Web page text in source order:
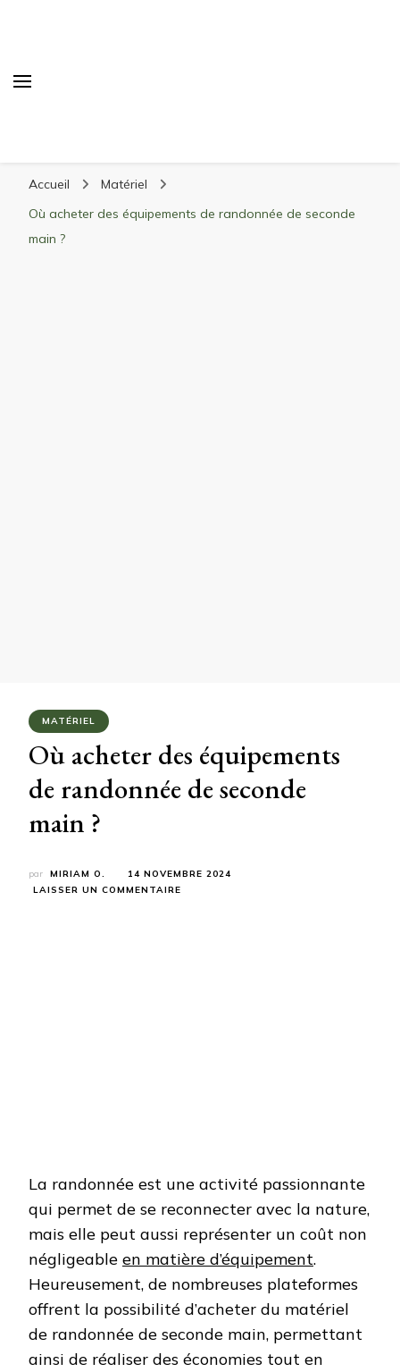
matériel, stations de ski
Accueil
Matériel
Où acheter des équipements de randonnée de seconde
main ?
MATÉRIEL
Où acheter des équipements
de randonnée de seconde
main ?
par MIRIAM O.
14 NOVEMBRE 2024
LAISSER UN COMMENTAIRE
La randonnée est une activité passionnante
qui permet de se reconnecter avec la nature,
mais elle peut aussi représenter un coût non
négligeable en matière d’équipement.
Heureusement, de nombreuses plateformes
offrent la possibilité d’acheter du matériel
de randonnée de seconde main, permettant
ainsi de réaliser des économies tout en